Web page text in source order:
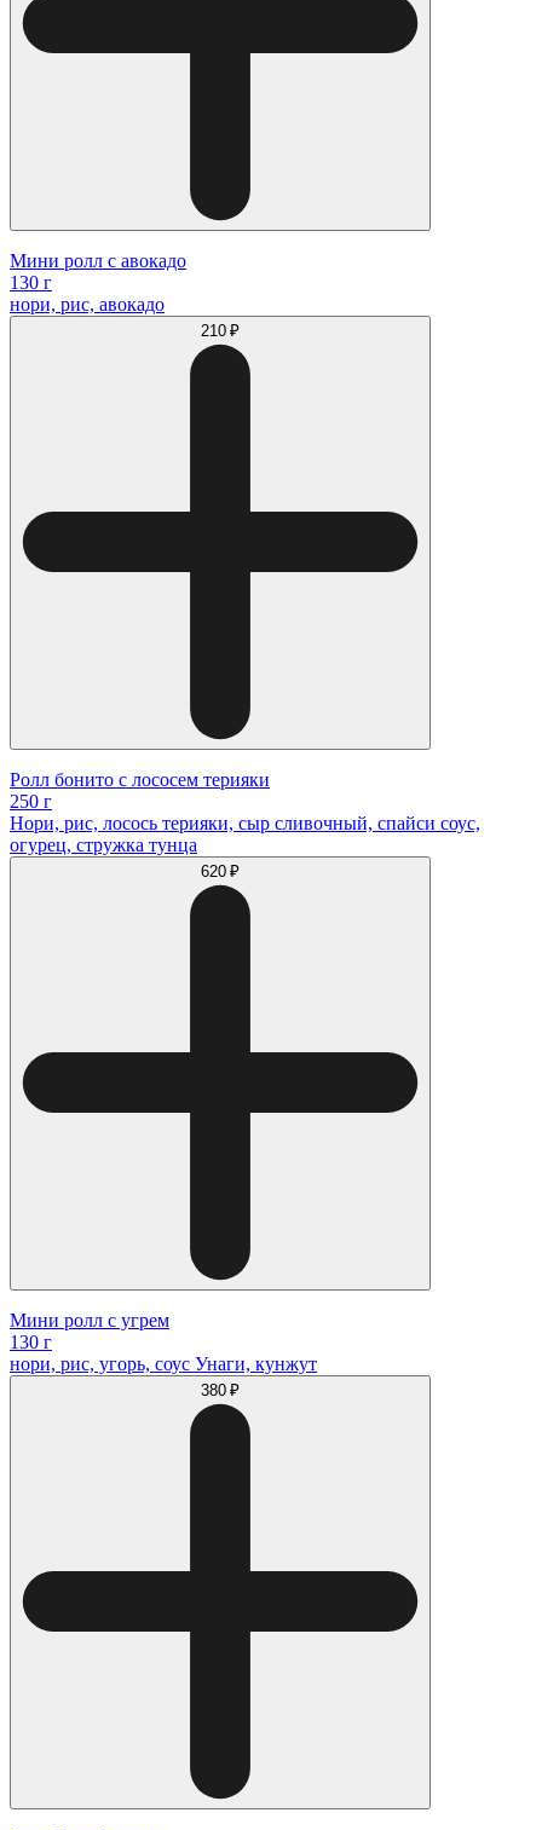
Мини ролл с авокадо
130 г
нори, рис, авокадо
210 ₽
Ролл бонито с лососем терияки
250 г
Нори, рис, лосось терияки, сыр сливочный, спайси соус,
огурец, стружка тунца
620 ₽
Мини ролл с угрем
130 г
нори, рис, угорь, соус Унаги, кунжут
380 ₽